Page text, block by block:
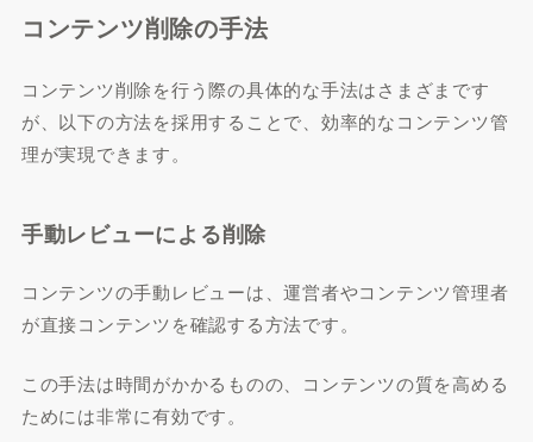
コンテンツ削除の手法
コンテンツ削除を行う際の具体的な手法はさまざまです
が、以下の方法を採用することで、効率的なコンテンツ管
理が実現できます。
手動レビューによる削除
コンテンツの手動レビューは、運営者やコンテンツ管理者
が直接コンテンツを確認する方法です。
この手法は時間がかかるものの、コンテンツの質を高める
ためには非常に有効です。